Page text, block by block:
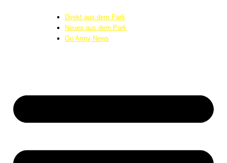
Direkt aus dem Park
Neues aus dem Park
Go Army News